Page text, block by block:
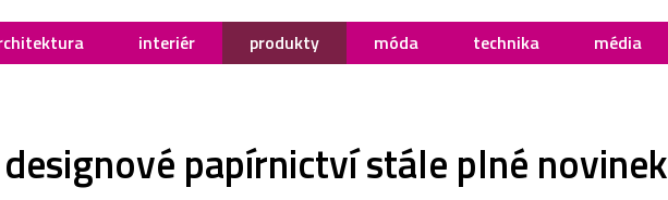
interiér produkty móda technika média
papírnictví stále plné novinek